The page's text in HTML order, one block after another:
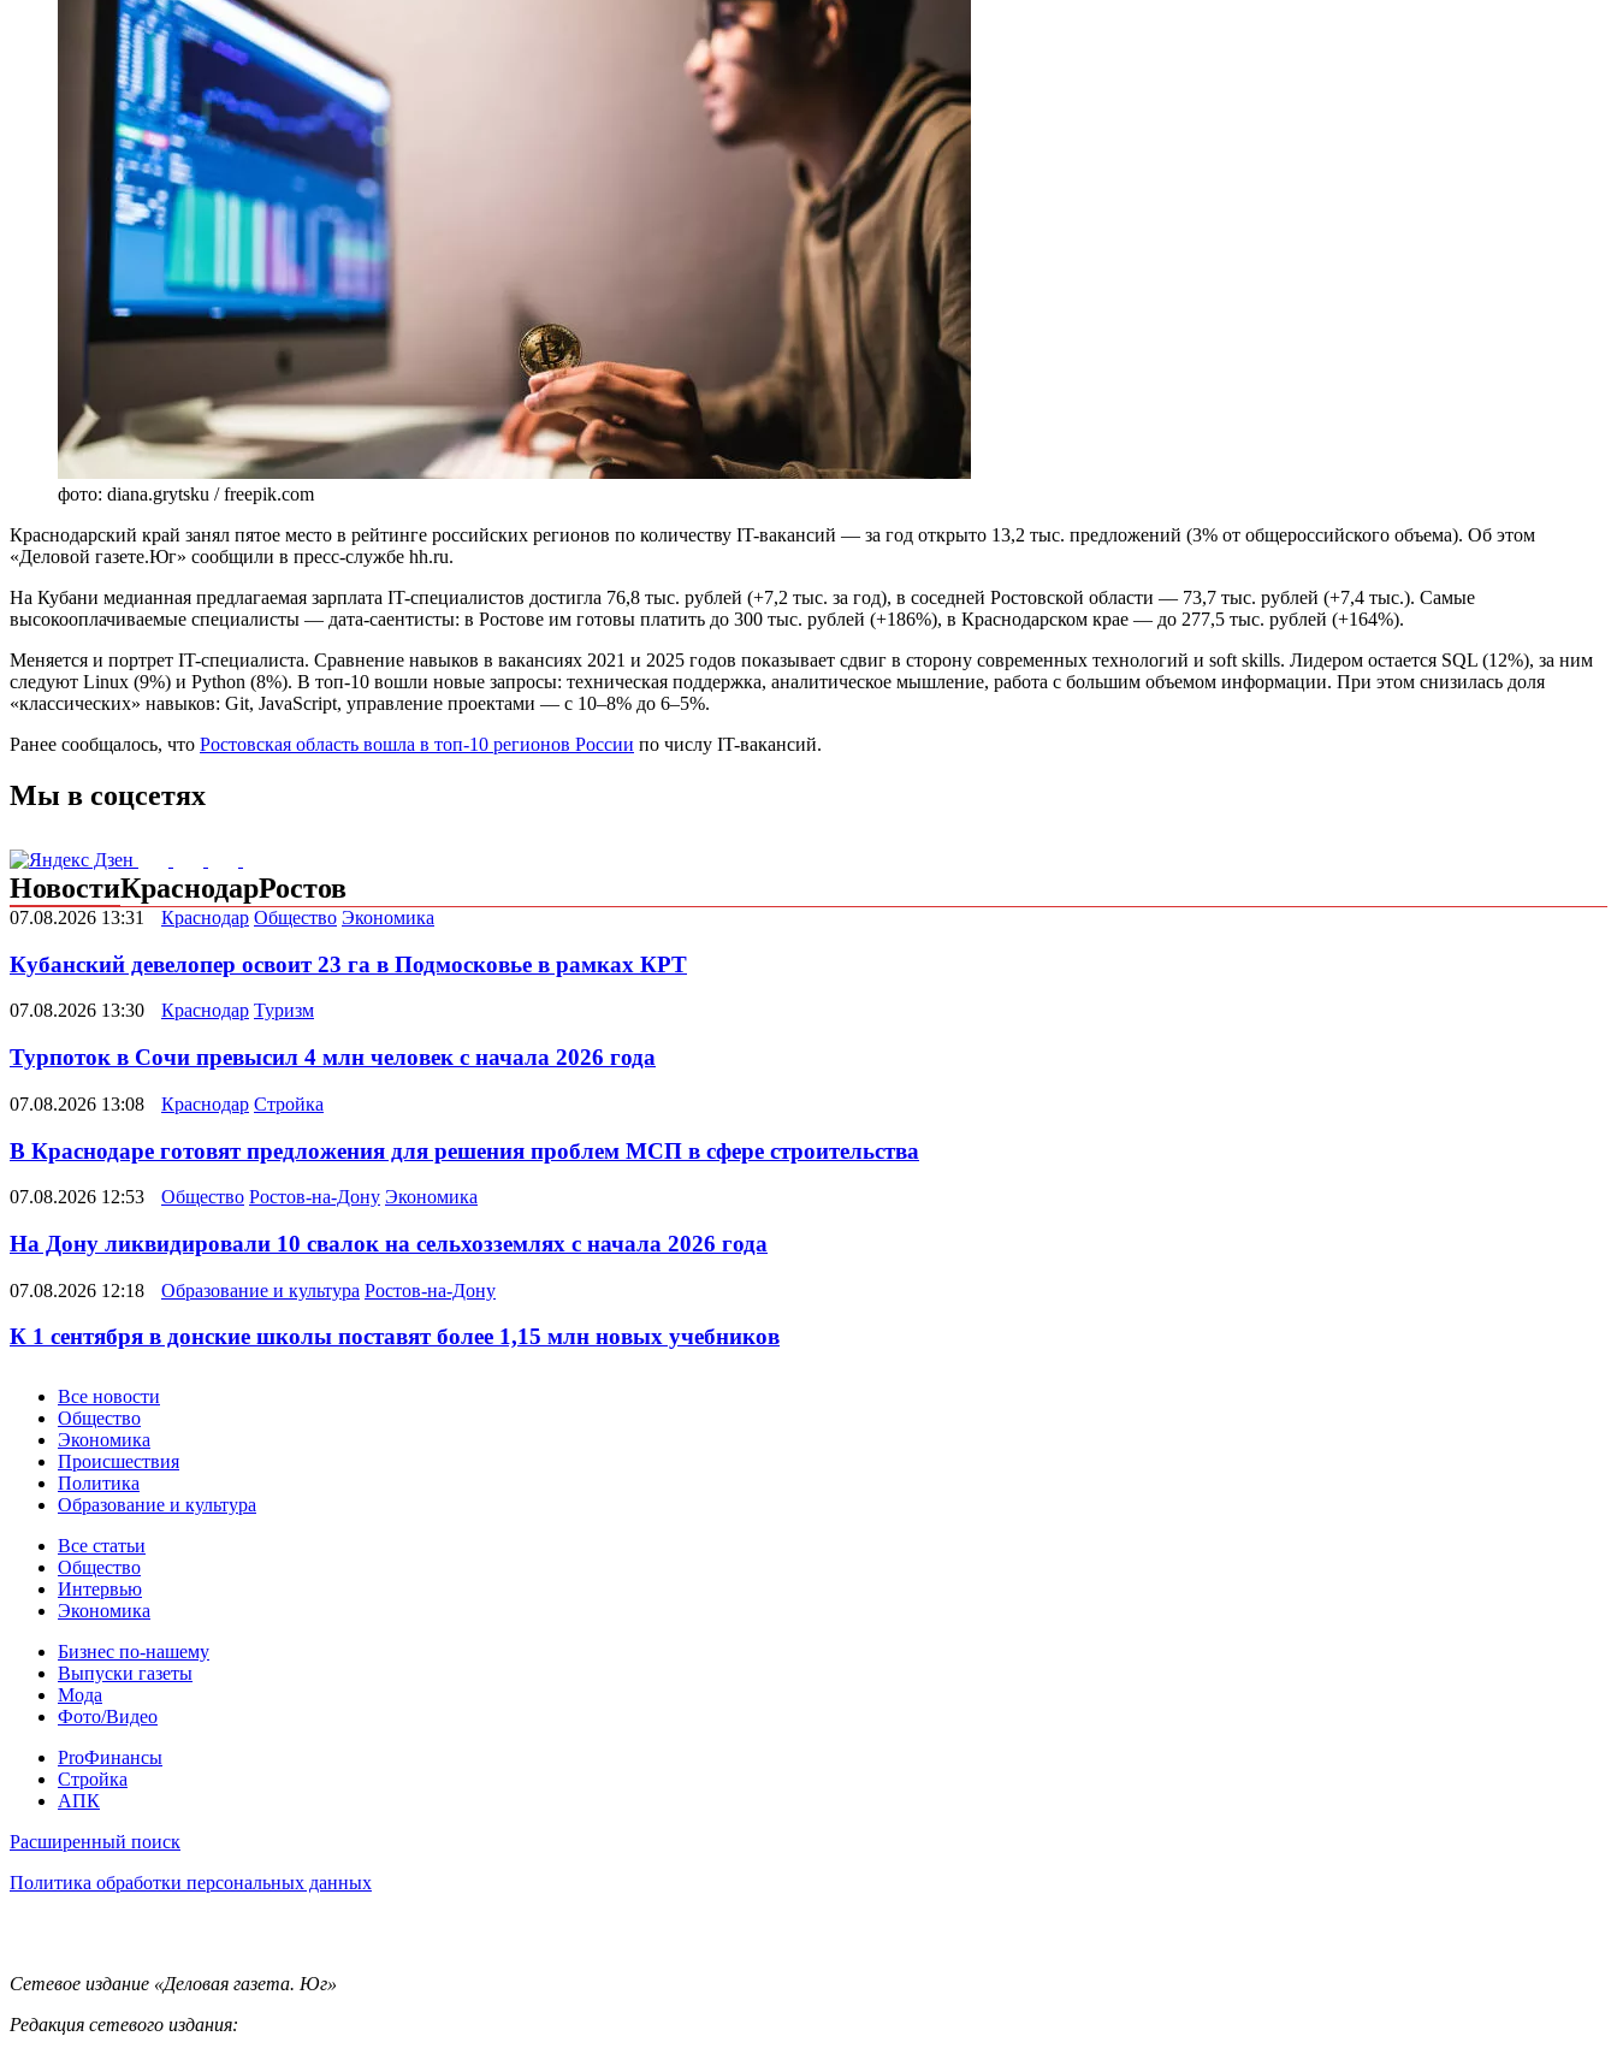
фото: diana.grytsku / freepik.com
Краснодарский край занял пятое место в рейтинге российских регионов по количеству IT-вакансий — за год открыто 13,2 тыс. предложений (3% от общероссийского объема). Об этом
«Деловой газете.Юг» сообщили в пресс-службе hh.ru.
На Кубани медианная предлагаемая зарплата IT-специалистов достигла 76,8 тыс. рублей (+7,2 тыс. за год), в соседней Ростовской области — 73,7 тыс. рублей (+7,4 тыс.). Самые
высокооплачиваемые специалисты — дата-саентисты: в Ростове им готовы платить до 300 тыс. рублей (+186%), в Краснодарском крае — до 277,5 тыс. рублей (+164%).
Меняется и портрет IT-специалиста. Сравнение навыков в вакансиях 2021 и 2025 годов показывает сдвиг в сторону современных технологий и soft skills. Лидером остается SQL (12%), за ним
следуют Linux (9%) и Python (8%). В топ-10 вошли новые запросы: техническая поддержка, аналитическое мышление, работа с большим объемом информации. При этом снизилась доля
«классических» навыков: Git, JavaScript, управление проектами — с 10–8% до 6–5%.
Ранее сообщалось, что Ростовская область вошла в топ-10 регионов России по числу IT-вакансий.
Мы в соцсетях
НовостиКраснодарРостов
07.08.2026 13:31 Краснодар Общество Экономика
Кубанский девелопер освоит 23 га в Подмосковье в рамках КРТ
07.08.2026 13:30 Краснодар Туризм
Турпоток в Сочи превысил 4 млн человек с начала 2026 года
07.08.2026 13:08 Краснодар Стройка
В Краснодаре готовят предложения для решения проблем МСП в сфере строительства
07.08.2026 12:53 Общество Ростов-на-Дону Экономика
На Дону ликвидировали 10 свалок на сельхозземлях с начала 2026 года
07.08.2026 12:18 Образование и культура Ростов-на-Дону
К 1 сентября в донские школы поставят более 1,15 млн новых учебников
Новости
Все новости
Общество
Экономика
Происшествия
Политика
Образование и культура
Статьи
Все статьи
Общество
Интервью
Экономика
Разное
Бизнес по-нашему
Выпуски газеты
Мода
Фото/Видео
Pro
ProФинансы
Стройка
АПК
Информация
Расширенный поиск
Политика обработки персональных данных
Контакты
Сетевое издание «Деловая газета. Юг»
Редакция сетевого издания: